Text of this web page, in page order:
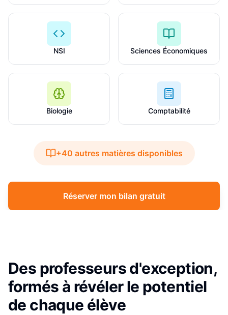
NSI Sciences Économiques
Biologie Comptabilité
+40 autres matières disponibles
Réserver mon bilan gratuit
Des professeurs d'exception,
formés à révéler le potentiel
de chaque élève